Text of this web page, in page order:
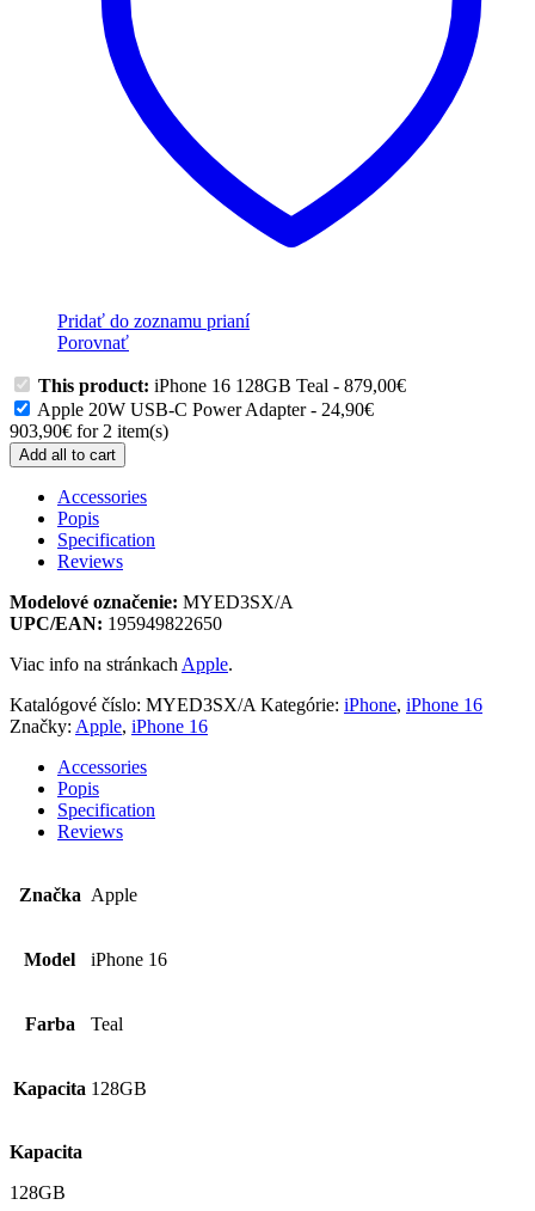
Pridať do zoznamu prianí
Porovnať
This product: iPhone 16 128GB Teal - 879,00€
Apple 20W USB-C Power Adapter- 24,90€
903,90€ for 2 item(s)
Add all to cart
Accessories
Popis
Specification
Reviews
Modelové označenie: MYED3SX/A
UPC/EAN: 195949822650
Viac info na stránkach Apple.
Katalógové číslo: MYED3SX/A Kategórie: iPhone, iPhone 16
Značky: Apple, iPhone 16
Accessories
Popis
Specification
Reviews
Značka Apple
Model iPhone 16
Farba Teal
Kapacita 128GB
Kapacita
128GB